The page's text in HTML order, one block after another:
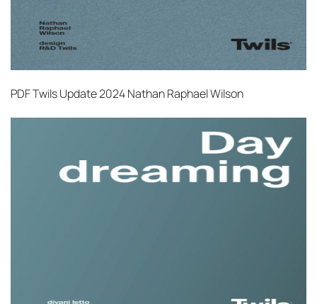
PDFTwils Update 2024 Nathan Raphael Wilson